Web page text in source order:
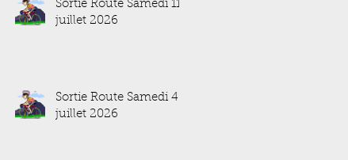
Sortie Route Samedi 11
juillet 2026
Sortie Route Samedi 4
juillet 2026